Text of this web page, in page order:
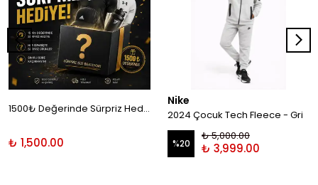
1500₺ Değerinde Sürpriz Hediye!
₺ 1,500.00
Nike
2024 Çocuk Tech Fleece - Gri
%20
₺ 5,000.00
₺ 3,999.00